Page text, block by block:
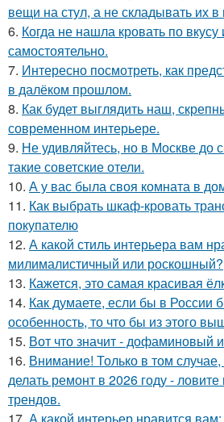
вещи на стул, а не складывать их
6. Когда не нашла кровать по
самостоятельно.
7. Интересно посмотреть, как
в далёком прошлом.
8. Как будет выглядить наш,
современном интерьере.
9. Не удивляйтесь, но в Москве до
такие советские отели.
10. А у вас была своя комната в
11. Как выбрать шкаф-кровать
покупателю
12. А какой стиль интерьера вам
милималистичный или роскошный?
13. Кажется, это самая красивая
14. Как думаете, если бы в России
особенность, то что бы из этого
15. Вот что значит - дофаминовый
16. Внимание! Только в том
делать ремонт в 2026 году -
трендов.